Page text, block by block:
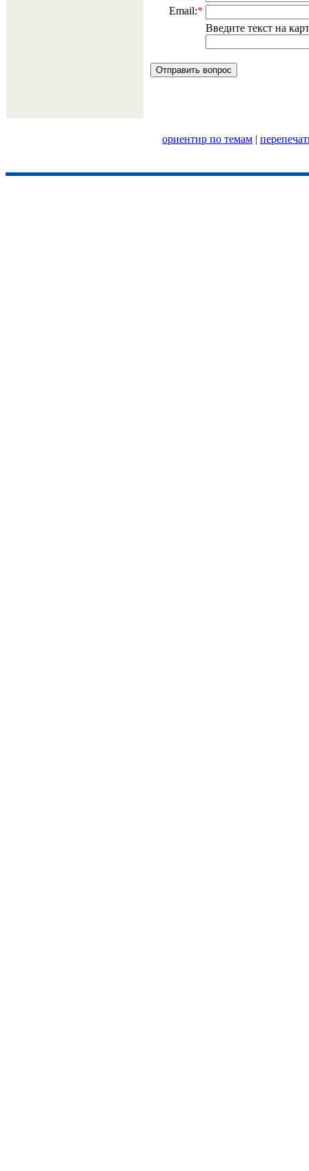
Email:*
Введите текст на
ориентир по темам |